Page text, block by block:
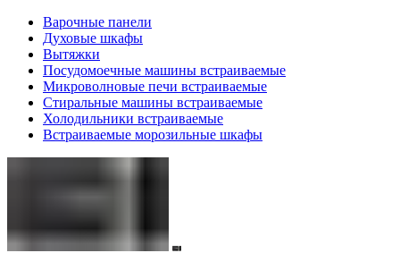
Варочные панели
Духовые шкафы
Вытяжки
Посудомоечные машины встраиваемые
Микроволновые печи встраиваемые
Стиральные машины встраиваемые
Холодильники встраиваемые
Встраиваемые морозильные шкафы